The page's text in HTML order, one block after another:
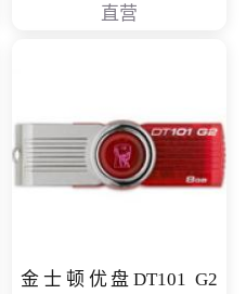
直营
金士顿优盘DT101 G2